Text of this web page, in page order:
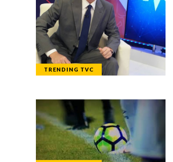
TRENDING TVC